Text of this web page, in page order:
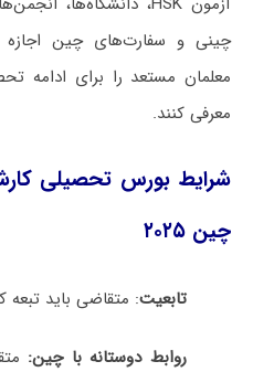
چینی و سفارت‌های چین
معلمان مستعد را برای ادامه
معرفی کنند.
شرایط بورس تحصیلی
چین ۲۰۲۵
تابعیت: متقاضی باید تبعه
روابط دوستانه با چین: